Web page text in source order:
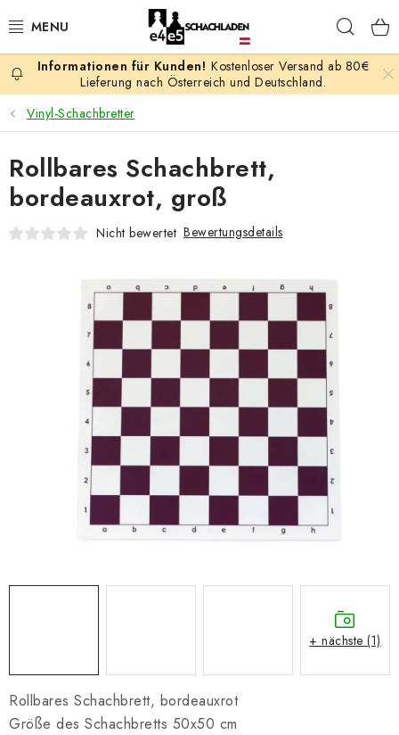
Inhalt
AKTION
SCHACHSPIELE
SCHACHFIGUREN
SCHACHBÜCHER
SCHACH-ANTIQUITÄTENLADEN
SCHACH ONLINE
SCHACH-MERCH
SCHACH GESCHENKE
GESCHÄFTSBEDINGUNGEN
KONTAKT
Kostenloser Versand ab 80€
Lieferung nach Österreich und Deutschland.
Vinyl-Schachbretter
Rollbares Schachbrett, bordeauxrot
Größe des Schachbretts 50x50 cm
Rollbares Schachbrett,
bordeauxrot, groß
Nicht bewertet Bewertungsdetails
+ nächste (1)